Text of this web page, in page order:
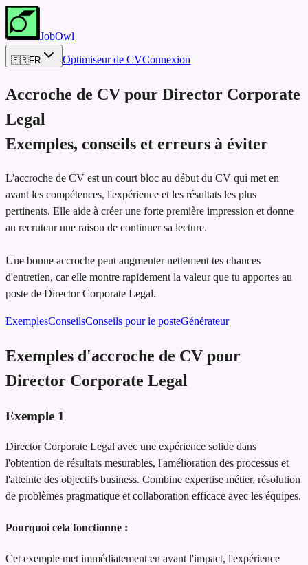
JobOwl
🇫🇷FR Optimiseur de CVConnexion
Accroche de CV pour Director Corporate
Legal
Exemples, conseils et erreurs à éviter
L'accroche de CV est un court bloc au début du CV qui met en
avant les compétences, l'expérience et les résultats les plus
pertinents. Elle aide à créer une forte première impression et donne
au recruteur une raison de continuer sa lecture.
Une bonne accroche peut augmenter nettement tes chances
d'entretien, car elle montre rapidement la valeur que tu apportes au
poste de Director Corporate Legal.
ExemplesConseilsConseils pour le posteGénérateur
Exemples d'accroche de CV pour
Director Corporate Legal
Exemple 1
Director Corporate Legal avec une expérience solide dans
l'obtention de résultats mesurables, l'amélioration des processus et
l'atteinte des objectifs business. Combine expertise métier, résolution
de problèmes pragmatique et collaboration efficace avec les équipes.
Pourquoi cela fonctionne :
Cet exemple met immédiatement en avant l'impact, l'expérience